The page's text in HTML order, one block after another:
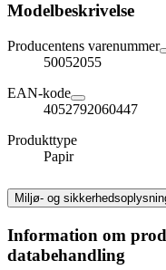
Modelbeskrivelse
Producentens varenummer
50052055
EAN-kode
4052792060447
Produkttype
Papir
Miljø- og
Information om
databehandling